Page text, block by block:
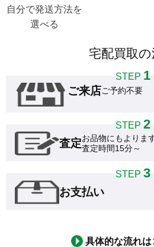
自分で発送方法を
選べる
宅配買取
STEP 1
ご来店ご予約不要
STEP 2
査定お品物にもよりま
査定時間15分～
STEP 3
お支払い
具体的な流れは